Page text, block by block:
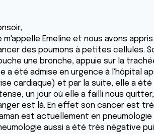
m'appelle Emeline et nous avons
des poumons à petites cellules.
une bronche, appuie sur la
a été admise en urgence à l'hôpital
cardiaque) et par la suite, elle a
un jour où elle a failli nous
est là. En effet son cancer est
est actuellement en
aussi a été très négative